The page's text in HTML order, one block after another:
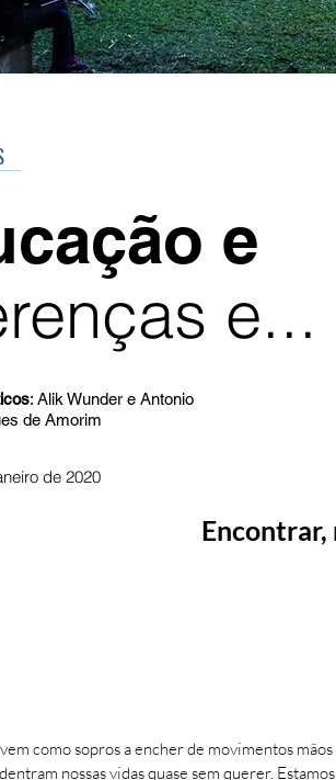
e
e...
: Alik Wunder e Antonio
de Amorim
de 2020
como sopros a encher de movimentos
nossas vidas quase sem querer.